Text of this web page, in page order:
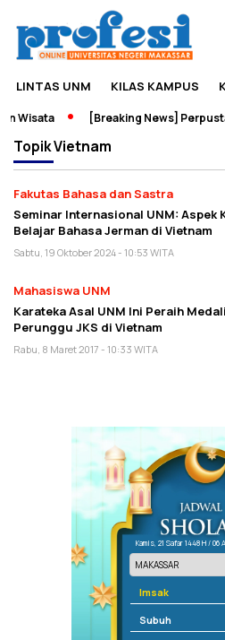
LINTAS UNM KILAS KAMPUS
Wisata [Breaking News]
TopikVietnam
Fakutas Bahasa dan Sastra
Seminar Internasional UNM: Aspek
Belajar Bahasa Jerman di Vietnam
Sabtu, 19 Oktober 2024 - 10:53 WITA
Mahasiswa UNM
Karateka Asal UNM Ini Peraih Medali
Perunggu JKS di Vietnam
Rabu, 8 Maret 2017 - 10:33 WITA
Kamis, 21 Safar 1448 H / 06
Imsak
Subuh